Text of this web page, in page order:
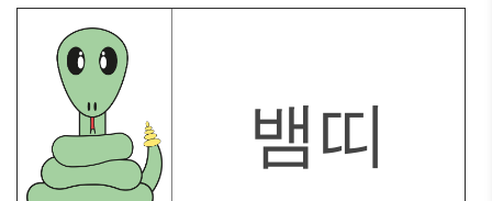
뱀띠